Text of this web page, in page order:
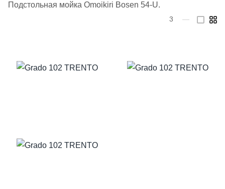
Подстольная мойка Omoikiri Bosen 54-U.
3 —